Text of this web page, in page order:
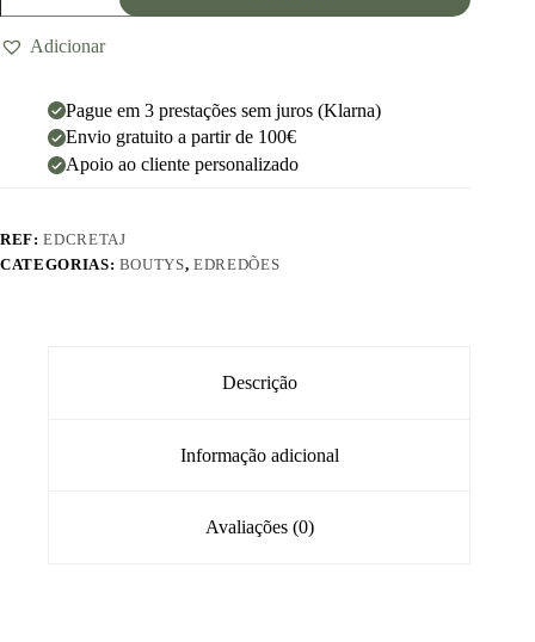
Adicionar
Pague em 3 prestações sem juros (Klarna)
Envio gratuito a partir de 100€
Apoio ao cliente personalizado
REF:EDCRETAJ
CATEGORIAS: BOUTYS,EDREDÕES
Descrição
Informação adicional
Avaliações (0)